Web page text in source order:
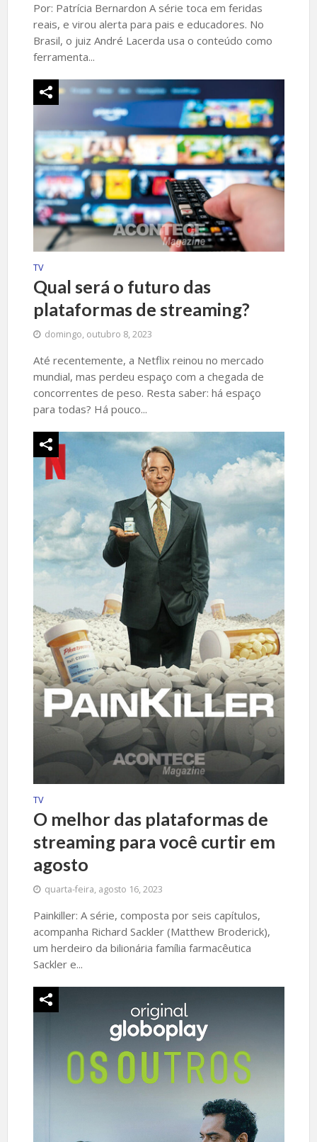
Por: Patrícia Bernardon A série toca em feridas
reais, e virou alerta para pais e educadores. No
Brasil, o juiz André Lacerda usa o conteúdo como
ferramenta...
TV
Qual será o futuro das
plataformas de streaming?
domingo, outubro 8, 2023
Até recentemente, a Netflix reinou no mercado
mundial, mas perdeu espaço com a chegada de
concorrentes de peso. Resta saber: há espaço
para todas? Há pouco...
TV
O melhor das plataformas de
streaming para você curtir em
agosto
quarta-feira, agosto 16, 2023
Painkiller: A série, composta por seis capítulos,
acompanha Richard Sackler (Matthew Broderick),
um herdeiro da bilionária família farmacêutica
Sackler e...